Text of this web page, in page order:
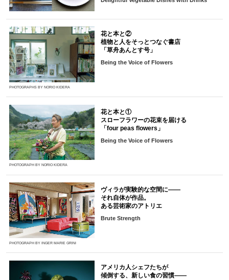
PHOTOGRAPHS BY NORIO KIDERA
花と本と②
植物と人をそっとつなぐ書店
「草舟あんとす号」
Being the Voice of Flowers
PHOTOGRAPH BY NORIO KIDERA
花と本と①
スローフラワーの花束を届ける
「four peas flowers」
Being the Voice of Flowers
PHOTOGRAPH BY INGER MARIE GRINI
ヴィラが実験的な空間に――
それ自体が作品。
ある芸術家のアトリエ
Brute Strength
アメリカ人シェフたちが
傾倒する、新しい食の習慣――